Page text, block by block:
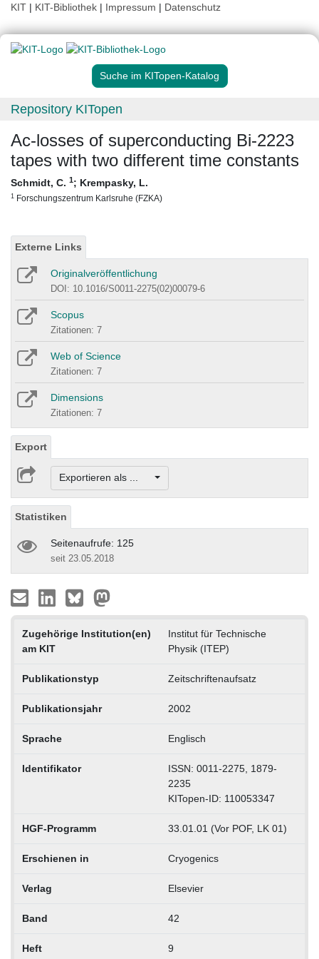
KIT | KIT-Bibliothek | Impressum | Datenschutz
Suche im KITopen-Katalog
Repository KITopen
Ac-losses of superconducting Bi-2223
tapes with two different time constants
Schmidt, C. 1; Krempasky, L.
1 Forschungszentrum Karlsruhe (FZKA)
Externe Links
Originalveröffentlichung
DOI: 10.1016/S0011-2275(02)00079-6
Scopus
Zitationen: 7
Web of Science
Zitationen: 7
Dimensions
Zitationen: 7
Export
Exportieren als ...
Statistiken
Seitenaufrufe: 125
seit 23.05.2018
Zugehörige Institution(en)
am KIT
Institut für Technische
Physik (ITEP)
Publikationstyp Zeitschriftenaufsatz
Publikationsjahr 2002
Sprache Englisch
Identifikator
ISSN: 0011-2275, 1879-
2235
KITopen-ID: 110053347
HGF-Programm 33.01.01 (Vor POF, LK 01)
Erschienen in Cryogenics
Verlag Elsevier
Band 42
Heft 9